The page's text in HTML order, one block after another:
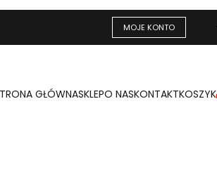
MOJE KONTO
GŁÓWNASKLEPO NASKONTAKTKOSZYK